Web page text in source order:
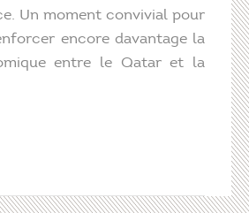
Un moment convivial pour
encore davantage la
entre le Qatar et la